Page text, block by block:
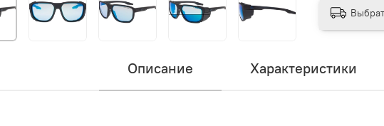
Описание Характеристики